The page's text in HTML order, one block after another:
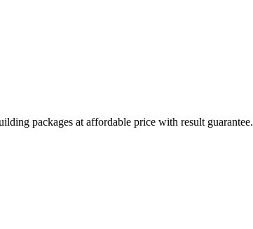
packages at affordable price with result guarantee.